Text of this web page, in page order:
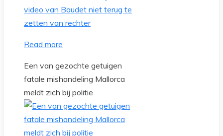
Read more
Een van gezochte getuigen
fatale mishandeling Mallorca
meldt zich bij politie